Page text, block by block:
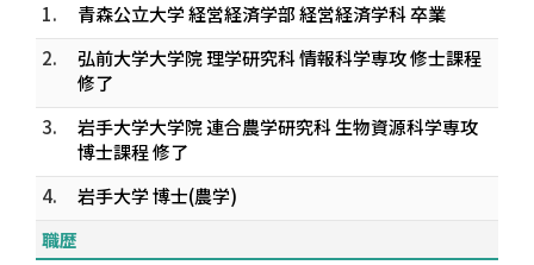
1.
青森公立大学 経営経済学部 経営経済学科 卒業
2.
弘前大学大学院 理学研究科 情報科学専攻 修士課程
修了
3.
岩手大学大学院 連合農学研究科 生物資源科学専攻
博士課程 修了
4.
岩手大学 博士(農学)
職歴